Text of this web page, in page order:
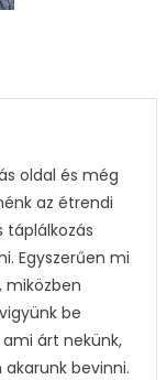
oldal és még
az étrendi
táplálkozás
Egyszerűen mi
miközben
be
árt nekünk,
bevinni.